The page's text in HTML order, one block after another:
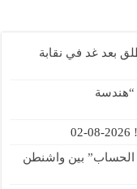
بعد غد في نقابة
“هندسة
2026-08-02
الحساب” بين واشنطن